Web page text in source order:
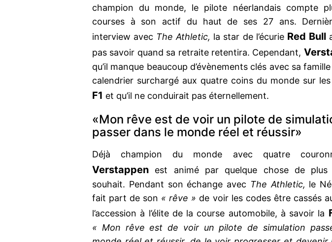
champion du monde, le pilote néerlandais compte
courses à son actif du haut de ses 27 ans.
interview avec The Athletic, la star de l’écurie Red Bull
pas savoir quand sa retraite retentira. Cependant,
qu’il manque beaucoup d’évènements clés avec sa
calendrier surchargé aux quatre coins du monde sur
F1 et qu’il ne conduirait pas éternellement.
«Mon rêve est de voir un pilote de
passer dans le monde réel et réussir»
Déjà champion du monde avec quatre
Verstappen
est animé par quelque chose de plus
souhait. Pendant son échange avec The Athletic, le
fait part de son « rêve » de voir les codes être cassés
l’accession à l’élite de la course automobile, à savoir la
« Mon rêve est de voir un pilote de simulation